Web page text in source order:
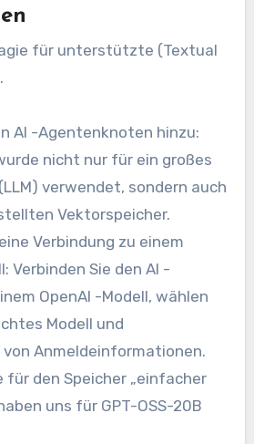
für unterstützte (Textual
AI -Agentenknoten hinzu:
nicht nur für ein großes
verwendet, sondern auch
Vektorspeicher.
Verbindung zu einem
Verbinden Sie den AI -
OpenAI -Modell, wählen
Modell und
Anmeldeinformationen.
für den Speicher „einfacher
uns für GPT-OSS-20B